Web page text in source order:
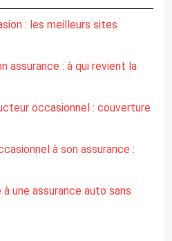
: les meilleurs sites
assurance : à qui revient la
occasionnel : couverture
à son assurance :
une assurance auto sans